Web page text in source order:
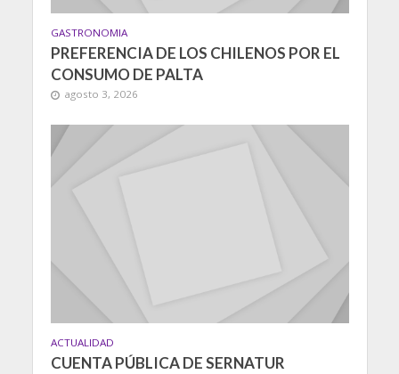
GASTRONOMIA
PREFERENCIA DE LOS CHILENOS POR EL
CONSUMO DE PALTA
agosto 3, 2026
ACTUALIDAD
CUENTA PÚBLICA DE SERNATUR